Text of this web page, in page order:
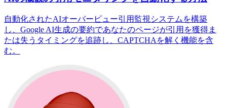
自動化されたAIオーバービュー引用監視システムを構築
し、Google AI生成の要約であなたのページが引用を獲得ま
たは失うタイミングを追跡し、CAPTCHAを解く機能を含
む。